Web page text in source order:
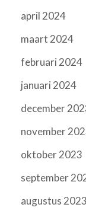
april 2024
maart 2024
februari 2024
januari 2024
december
november
oktober 2023
september
augustus 2023